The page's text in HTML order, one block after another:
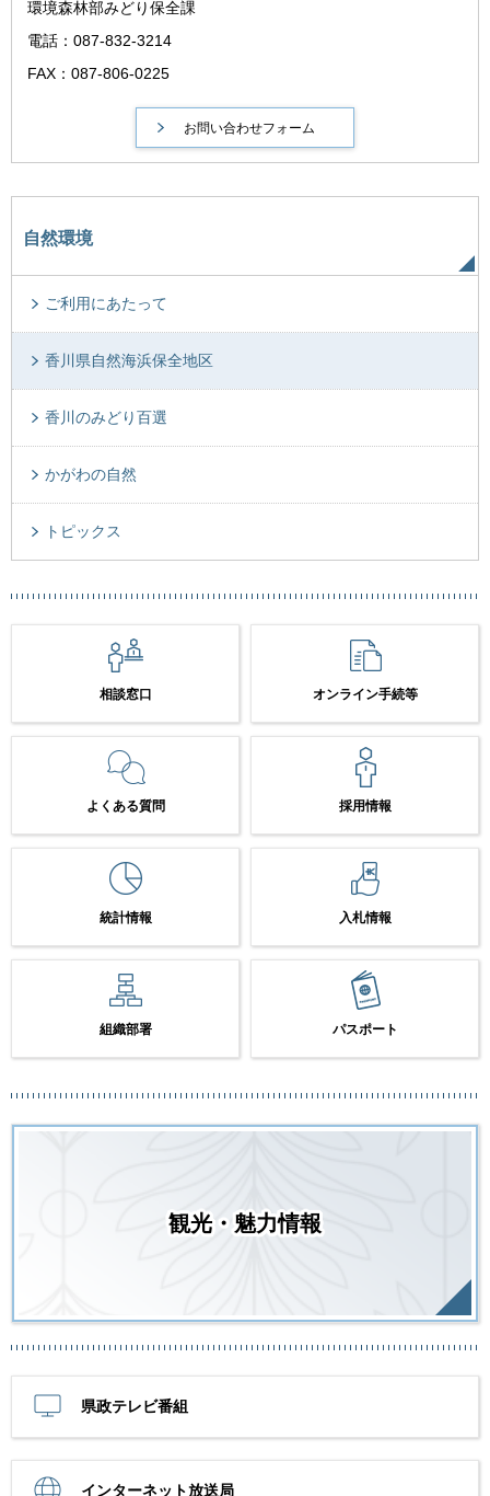
環境森林部みどり保全課
電話：087-832-3214
FAX：087-806-0225
自然環境
ご利用にあたって
香川県自然海浜保全地区
香川のみどり百選
かがわの自然
トピックス
相談窓口 オンライン手続等
よくある質問 採用情報
統計情報 入札情報
組織部署 パスポート
観光・魅力情報
県政テレビ番組
インターネット放送局